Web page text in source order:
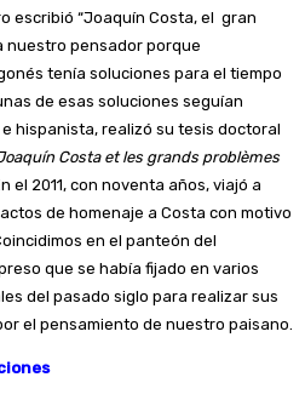
escribió “Joaquín Costa, el gran
nuestro pensador porque
tenía soluciones para el tiempo
de esas soluciones seguían
hispanista, realizó su tesis doctoral
Costa et les grands problèmes
el 2011, con noventa años, viajó a
de homenaje a Costa con motivo
en el panteón del
que se había fijado en varios
del pasado siglo para realizar sus
el pensamiento de nuestro paisano.